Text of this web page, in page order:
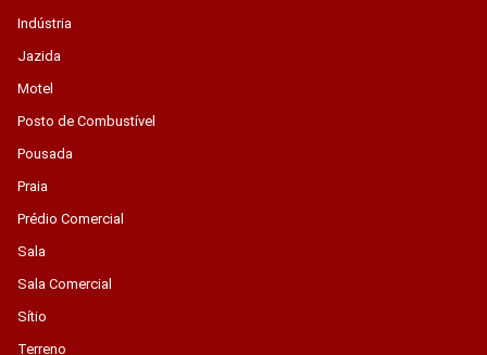
Indústria
Jazida
Motel
Posto de Combustível
Pousada
Praia
Prédio Comercial
Sala
Sala Comercial
Sítio
Terreno